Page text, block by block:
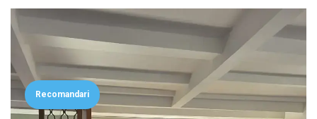
Recomandari